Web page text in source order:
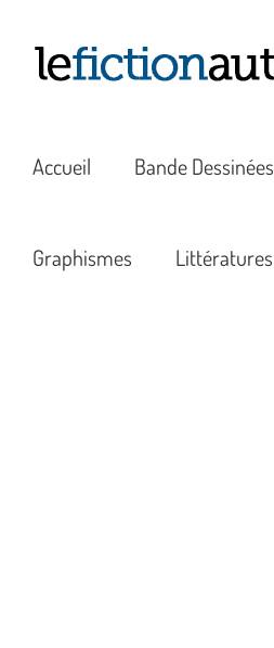
contenu
Accueil Bande Dessinées
Graphismes Littératures